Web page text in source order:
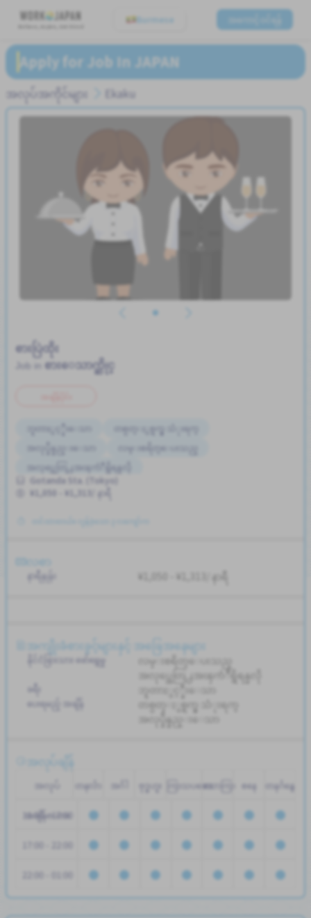
Burmese
Apply for Job In JAPAN
အလုပ်အကိုင်များ Ekaku
စားပြဲထိုး
စားေသာက္ဆိုင္
ဘူတာႏွင့္နီးေသာ
တစ္ပတ္ႏွစ္ရက္မွ သံုးရက္
အလုပ္ခ်ိန္နည္းေသာ
လမ္းစရိတ္ေပးသည္
အလုပ္အေတြ႕အၾကံဳရွိရန္မလို
Gotanda Sta. (Tokyo)
¥1,050 - ¥1,313/ နာရီ
လစာ
နာရီနှုန်း ¥1,050 - ¥1,313/ နာရီ
အကျိုးခံစားခွင့်များနှင့် အခြေအနေများ
နိုင်ငံခြားသား ဖော်ရွေမှု
လမ္းစရိတ္ေပးသည္
အလုပ္အေတြ႕အၾကံဳရွိရန္မလို
ခရီး
ပေးရမည့် အချိန်
တစ္ပတ္ႏွစ္ရက္မွ သံုးရက္
အလုပ္ခ်ိန္နည္းေသာ
အလုပ်ချိန်
အလုပ်
အချိန်ဇယား
တနင်္လာ အင်္ဂါ ဗုဒ္ဓဟူး ကြာသပတေးသောကြာ စနေ တနင်္ဂနွေ
11:00 - 17:00